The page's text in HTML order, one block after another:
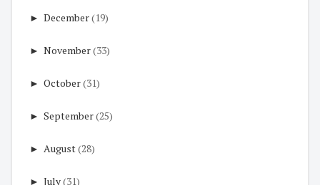
► December(19)
► November(33)
► October(31)
► September(25)
► August(28)
► July(31)